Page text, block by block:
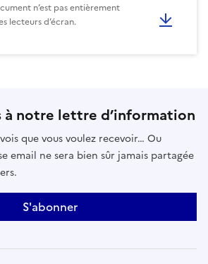
n’est pas entièrement
lecteurs d’écran.
à notre lettre d’information
que vous voulez recevoir… Ou
email ne sera bien sûr jamais partagée
S'abonner